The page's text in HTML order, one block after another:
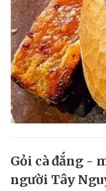
Gỏi cà đắng -
người Tây